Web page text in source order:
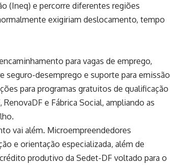
(Ineq) e percorre diferentes regiões
exigiriam deslocamento, tempo
para vagas de emprego,
seguro-desemprego e suporte para emissão
para programas gratuitos de qualificação
e Fábrica Social, ampliando as
vai além. Microempreendedores
e orientação especializada, além de
produtivo da Sedet-DF voltado para o